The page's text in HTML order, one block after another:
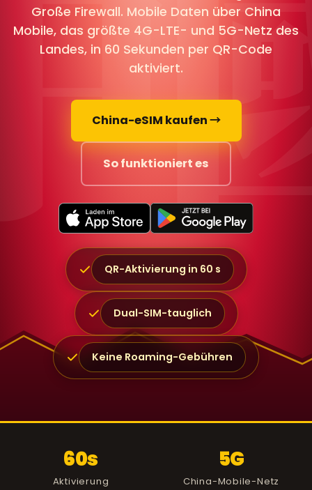
Große Firewall. Mobile Daten über China
Mobile, das größte 4G-LTE- und 5G-Netz des
Landes, in 60 Sekunden per QR-Code
aktiviert.
China-eSIM kaufen →
So funktioniert es
QR-Aktivierung in 60 s
Dual-SIM-tauglich
Keine Roaming-Gebühren
60s
Aktivierung
5G
China-Mobile-Netz